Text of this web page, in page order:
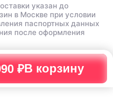
₽В корзину
указан до
в Москве при условии
паспортных данных
после оформления